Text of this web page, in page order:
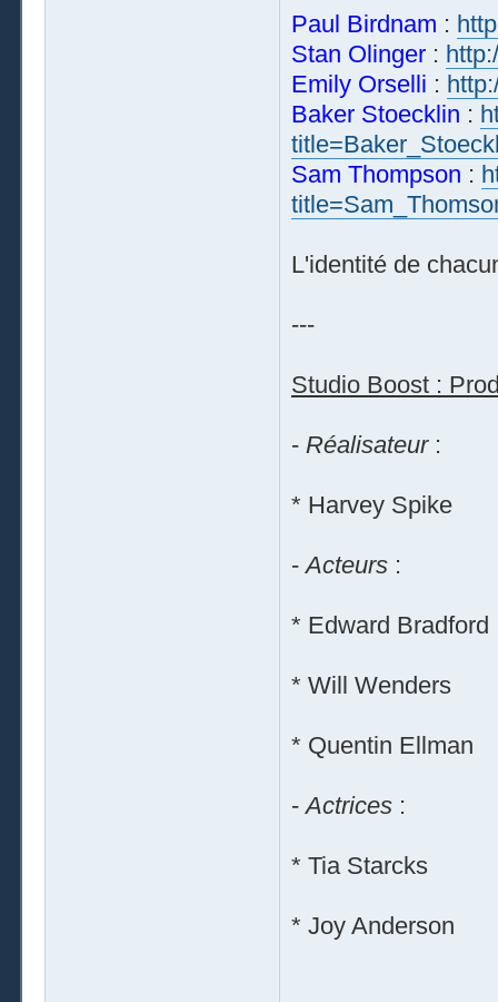
Paul Birdnam :
Stan Olinger:
Emily Orselli :
Baker Stoecklin :
Sam Thompson :
L'identité de
---
Studio Boost :
- Réalisateur:
* Harvey Spike
-Acteurs:
* Edward Bradford
* Will Wenders
* Quentin Ellman
-Actrices:
* Tia Starcks
* Joy Anderson